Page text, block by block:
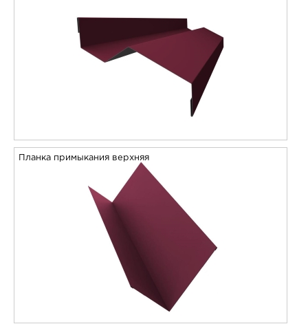
Планка примыкания верхняя